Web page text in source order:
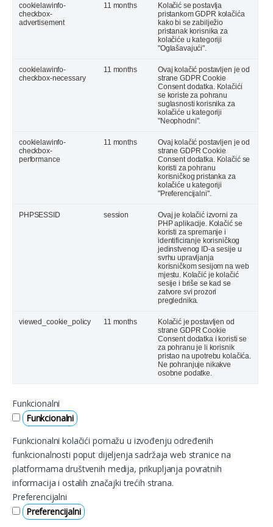
cookielawinfo-
checkbox-
advertisement
11 months
Kolačić se postavlja
pristankom GDPR kolačića
kako bi se zabilježio
pristanak korisnika za
kolačiće u kategoriji
"Oglašavajući".
cookielawinfo-
checkbox-necessary
11 months
Ovaj kolačić postavljen je od
strane GDPR Cookie
Consent dodatka. Kolačići
se koriste za pohranu
suglasnosti korisnika za
kolačiće u kategoriji
"Neophodni".
cookielawinfo-
checkbox-
performance
11 months
Ovaj kolačić postavljen je od
strane GDPR Cookie
Consent dodatka. Kolačić se
koristi za pohranu
korisničkog pristanka za
kolačiće u kategoriji
"Preferencijalni".
PHPSESSID session
Ovaj je kolačić izvorni za
PHP aplikacije. Kolačić se
koristi za spremanje i
identificiranje korisničkog
jedinstvenog ID-a sesije u
svrhu upravljanja
korisničkom sesijom na web
mjestu. Kolačić je kolačić
sesije i briše se kad se
zatvore svi prozori
preglednika.
viewed_cookie_policy 11 months
Kolačić je postavljen od
strane GDPR Cookie
Consent dodatka i koristi se
za pohranu je li korisnik
pristao na upotrebu kolačića.
Ne pohranjuje nikakve
osobne podatke.
Funkcionalni
Funkcionalni
Funkcionalni kolačići pomažu u izvođenju određenih
funkcionalnosti poput dijeljenja sadržaja web stranice na
platformama društvenih medija, prikupljanja povratnih
informacija i ostalih značajki trećih strana.
Preferencijalni
Preferencijalni